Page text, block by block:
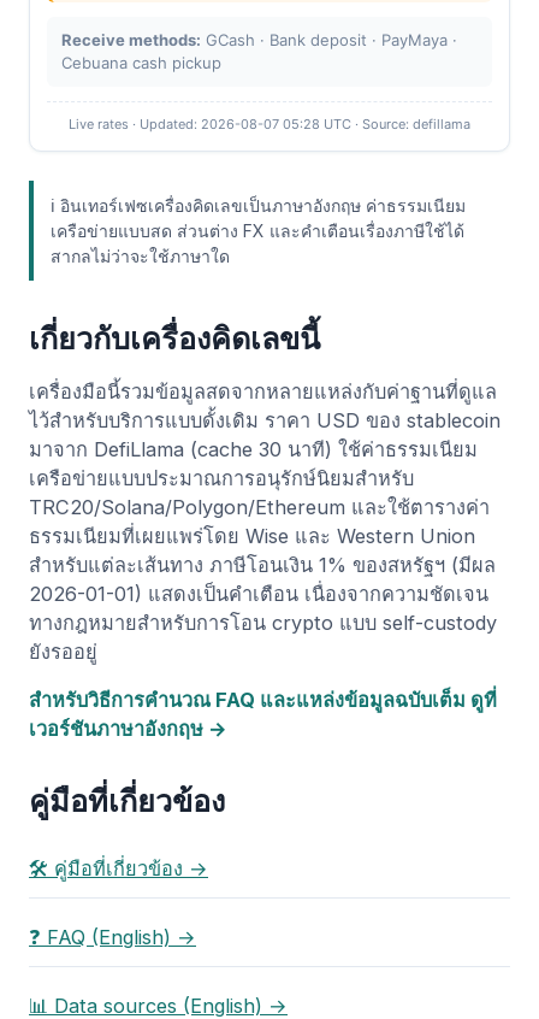
Receive methods: GCash · Bank deposit · PayMaya ·
Cebuana cash pickup
Live rates · Updated: 2026-08-07 05:28 UTC · Source: defillama
ℹ️ อินเทอร์เฟซเครื่องคิดเลขเป็นภาษาอังกฤษ ค่าธรรมเนียม
เครือข่ายแบบสด ส่วนต่าง FX และคำเตือนเรื่องภาษีใช้ได้
สากลไม่ว่าจะใช้ภาษาใด
เกี่ยวกับเครื่องคิดเลขนี้
เครื่องมือนี้รวมข้อมูลสดจากหลายแหล่งกับค่าฐานที่ดูแล
ไว้สำหรับบริการแบบดั้งเดิม ราคา USD ของ stablecoin
มาจาก DefiLlama (cache 30 นาที) ใช้ค่าธรรมเนียม
เครือข่ายแบบประมาณการอนุรักษ์นิยมสำหรับ
TRC20/Solana/Polygon/Ethereum และใช้ตารางค่า
ธรรมเนียมที่เผยแพร่โดย Wise และ Western Union
สำหรับแต่ละเส้นทาง ภาษีโอนเงิน 1% ของสหรัฐฯ (มีผล
2026-01-01) แสดงเป็นคำเตือน เนื่องจากความชัดเจน
ทางกฎหมายสำหรับการโอน crypto แบบ self-custody
ยังรออยู่
สำหรับวิธีการคำนวณ FAQ และแหล่งข้อมูลฉบับเต็ม ดูที่
เวอร์ชันภาษาอังกฤษ →
คู่มือที่เกี่ยวข้อง
🛠️ คู่มือที่เกี่ยวข้อง →
❓ FAQ (English) →
📊 Data sources (English) →